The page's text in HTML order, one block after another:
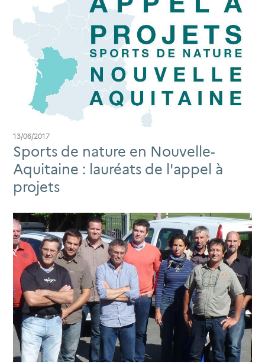
13/06/2017
Sports de nature en Nouvelle-
Aquitaine : lauréats de l'appel à
projets